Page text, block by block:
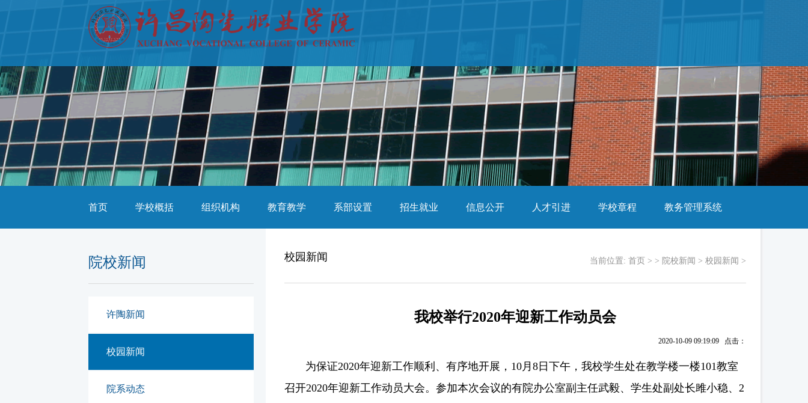
首页 学校概括 组织机构 教育教学 系部设置 招生就业 信息公开 人才引进 学校章程 教务管理系统
院校新闻
许陶新闻
校园新闻
院系动态
校园新闻 当前位置: 首页 > > 院校新闻 > 校园新闻 >
我校举行2020年迎新工作动员会
2020-10-09 09:19:09 点击：
为保证2020年迎新工作顺利、有序地开展，10月8日下午，我校学生处在教学楼一楼101教室
召开2020年迎新工作动员大会。参加本次会议的有院办公室副主任武毅、学生处副处长雎小稳、2